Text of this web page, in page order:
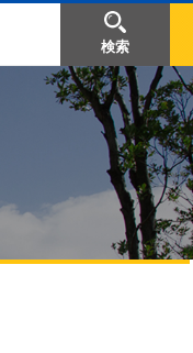
検索